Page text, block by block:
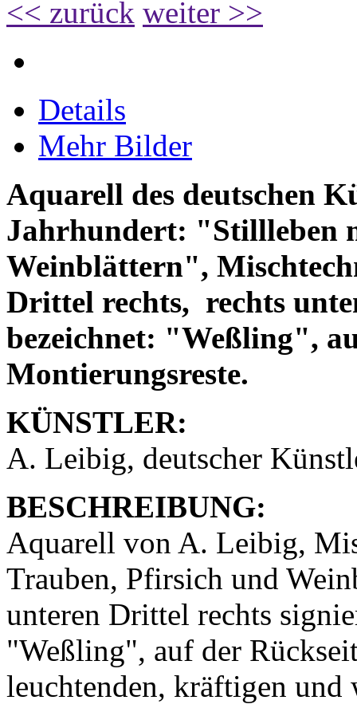
<< zurück weiter >>
Details
Mehr Bilder
Aquarell des deutschen
Jahrhundert: "Stillleben
Weinblättern",
Drittel rechts, rechts
bezeichnet: "Weßling",
Montierungsreste.
KÜNSTLER:
A. Leibig, deutscher
BESCHREIBUNG:
Aquarell von A. Leibig,
Trauben, Pfirsich und
unteren Drittel rechts
"Weßling", auf der
leuchtenden, kräftigen und